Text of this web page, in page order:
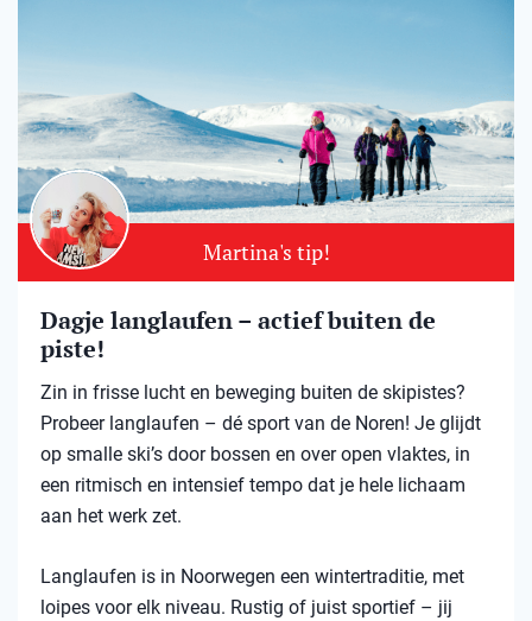
Martina's tip!
Dagje langlaufen – actief buiten de
piste!
Zin in frisse lucht en beweging buiten de skipistes?
Probeer langlaufen – dé sport van de Noren! Je glijdt
op smalle ski’s door bossen en over open vlaktes, in
een ritmisch en intensief tempo dat je hele lichaam
aan het werk zet.
Langlaufen is in Noorwegen een wintertraditie, met
loipes voor elk niveau. Rustig of juist sportief – jij